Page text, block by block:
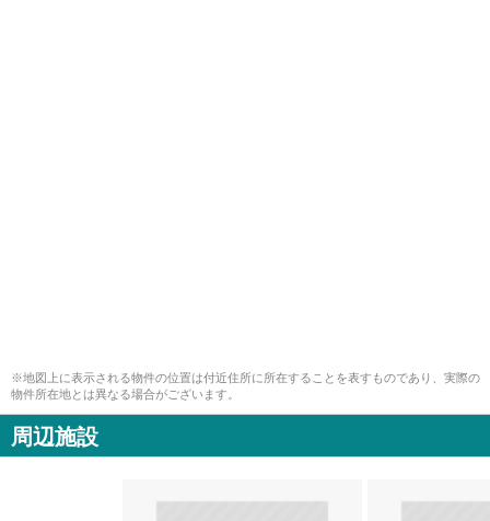
※地図上に表示される物件の位置は付近住所に所在することを表すものであり、実際の
物件所在地とは異なる場合がございます。
周辺施設